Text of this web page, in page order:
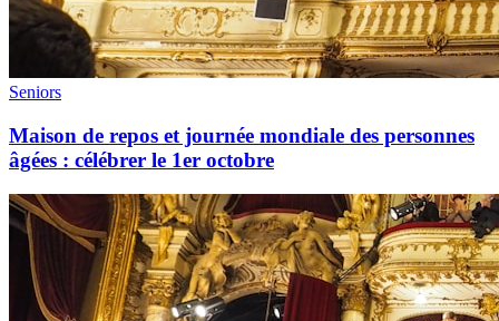
Seniors
Maison de repos et journée mondiale des personnes
âgées : célébrer le 1er octobre